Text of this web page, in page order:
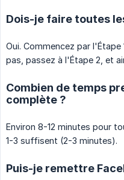
Dois-je faire toutes
Oui. Commencez par
pas, passez à l'Étape 2, et
Combien de temps
complète ?
Environ 8-12 minutes pour
1-3 suffisent (2-3 minutes).
Puis-je remettre